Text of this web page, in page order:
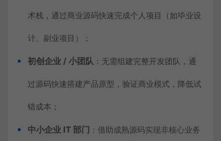
术栈，通过商业源码快速完成个人项目（如毕业设
计、副业项目）；
初创企业 / 小团队 ：无需组建完整开发团队，通
过源码快速搭建产品原型，验证商业模式，降低试
错成本；
中小企业 IT 部门 ：借助成熟源码实现非核心业务